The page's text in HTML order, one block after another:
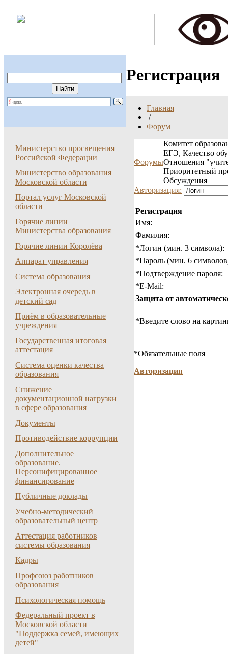
Регистрация
Главная
/
Форум
Министерство просвещения
Российской Федерации
Министерство образования
Московской области
Портал услуг Московской
области
Горячие линии
Министерства образования
Горячие линии Королёва
Аппарат управления
Система образования
Электронная очередь в
детский сад
Приём в образовательные
учреждения
Государственная итоговая
аттестация
Система оценки качества
образования
Снижение
документационной нагрузки
в сфере образования
Документы
Противодействие коррупции
Дополнительное
образование.
Персонифицированное
финансирование
Публичные доклады
Учебно-методический
образовательный центр
Аттестация работников
системы образования
Кадры
Профсоюз работников
образования
Психологическая помощь
Федеральный проект в
Московской области
"Поддержка семей, имеющих
детей"
Форумы
Комитет
ЕГЭ, Качество
Отношения
Приоритетный
Обсуждения
Авторизация:
Регистрация
Имя:
Фамилия:
*Логин (мин. 3 символа):
*Пароль (мин. 6
*Подтверждение пароля:
*E-Mail:
Защита от
*Введите слово на
*Обязательные поля
Авторизация